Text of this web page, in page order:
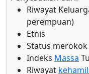
Riwayat
perempuan)
Etnis
Status merokok
Indeks Massa
Riwayat